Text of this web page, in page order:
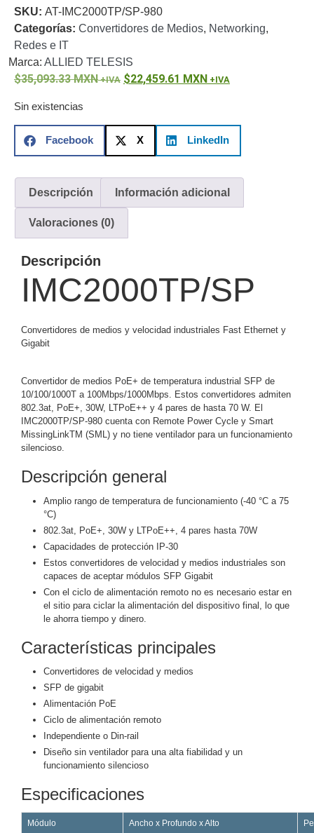
o
RefaccionesProbadores
de
VideoTransceptores
de Video
Conectores
Adaptador
a
y
VideoCable
ConectoresCables
CoaxialCategoría
5e Fibra
ÓpticaPara
y
Electricidad
CaPTelefónicoVGA
/ DVI /
HDMI
Cámaras
IP y NVRs
Salinos
Decodificadores
de
Video CuboDomo
/ Eyeball /
TurretFisheye
y
Hemisféricas
Lente
MotorizadoNVRs
Video
Recorders
-
CajaPTZTérmicasWiFi
Inalámbricas
Cámaras
y DVRs
SKU: AT-IMC2000TP/SP-980
Categorías: Convertidores de Medios, Networking,
Redes e IT
Marca: ALLIED TELESIS
35,093.33MXN 22,459.61 MXN
Sin existencias
Facebook X LinkedIn
Descripción Información adicional
Valoraciones (0)
Descripción
IMC2000TP/SP
Convertidores de medios y velocidad industriales Fast Ethernet y
Gigabit
Convertidor de medios PoE+ de temperatura industrial SFP de
10/100/1000T a 100Mbps/1000Mbps. Estos convertidores admiten
802.3at, PoE+, 30W, LTPoE++ y 4 pares de hasta 70 W. El
IMC2000TP/SP-980 cuenta con Remote Power Cycle y Smart
MissingLinkTM (SML) y no tiene ventilador para un funcionamiento
silencioso.
Descripción general
Amplio rango de temperatura de funcionamiento (-40 °C a 75
°C)
802.3at, PoE+, 30W y LTPoE++, 4 pares hasta 70W
Capacidades de protección IP-30
Estos convertidores de velocidad y medios industriales son
capaces de aceptar módulos SFP Gigabit
Con el ciclo de alimentación remoto no es necesario estar en
el sitio para ciclar la alimentación del dispositivo final, lo que
le ahorra tiempo y dinero.
Características principales
Convertidores de velocidad y medios
SFP de gigabit
Alimentación PoE
Ciclo de alimentación remoto
Independiente o Din-rail
Diseño sin ventilador para una alta fiabilidad y un
funcionamiento silencioso
Especificaciones
Módulo Ancho x Profundo x Alto